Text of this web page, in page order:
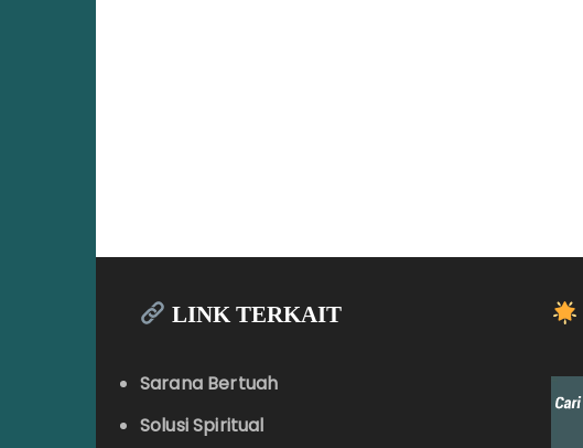
LINK TERKAIT
Sarana Bertuah
Solusi Spiritual